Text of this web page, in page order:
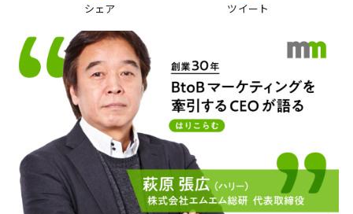
シェア ツイート